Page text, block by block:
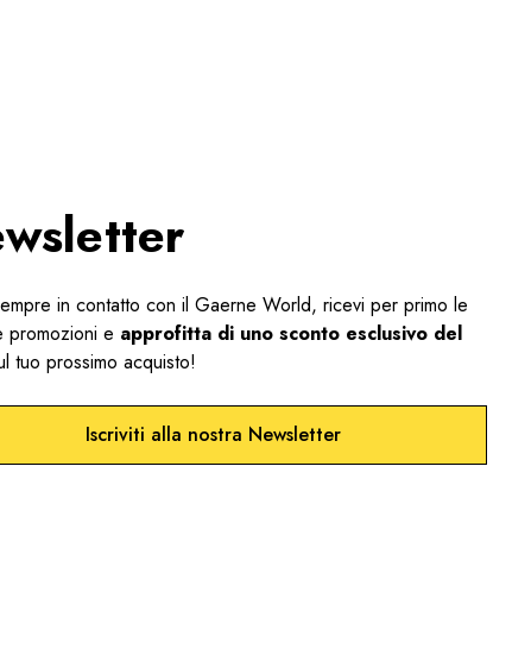
in contatto con il Gaerne World, ricevi per primo le
promozioni e approfitta di uno sconto esclusivo del
tuo prossimo acquisto!
Iscriviti alla nostra Newsletter